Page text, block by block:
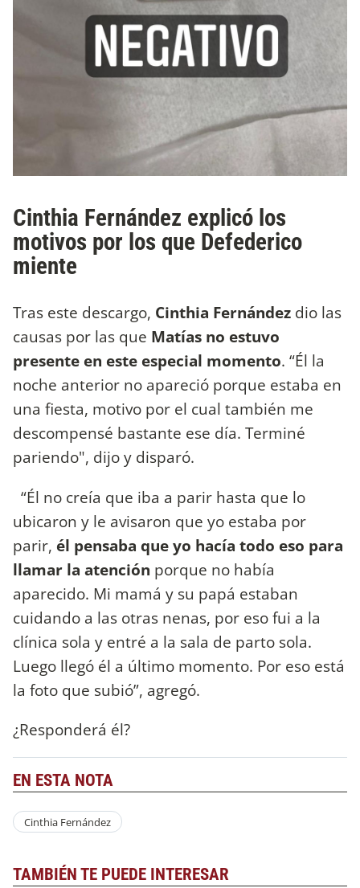
Cinthia Fernández explicó los
motivos por los que Defederico
miente
Tras este descargo, Cinthia Fernández dio las
causas por las que Matías no estuvo
presente en este especial momento. “Él la
noche anterior no apareció porque estaba en
una fiesta, motivo por el cual también me
descompensé bastante ese día. Terminé
pariendo", dijo y disparó.
“Él no creía que iba a parir hasta que lo
ubicaron y le avisaron que yo estaba por
parir, él pensaba que yo hacía todo eso para
llamar la atención porque no había
aparecido. Mi mamá y su papá estaban
cuidando a las otras nenas, por eso fui a la
clínica sola y entré a la sala de parto sola.
Luego llegó él a último momento. Por eso está
la foto que subió”, agregó.
¿Responderá él?
EN ESTA NOTA
Cinthia Fernández
TAMBIÉN TE PUEDE INTERESAR